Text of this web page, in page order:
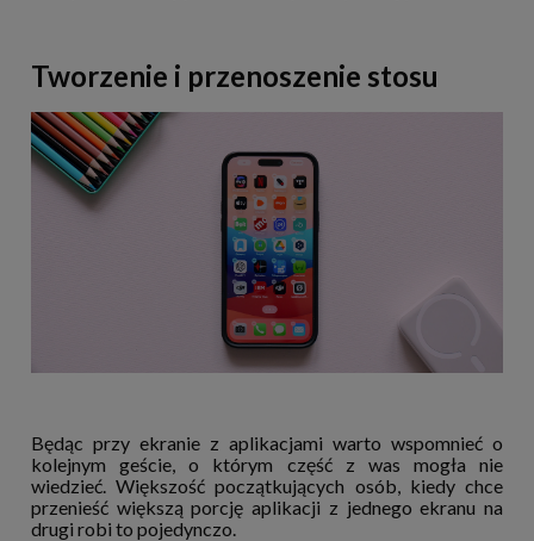
Tworzenie i przenoszenie stosu
Będąc przy ekranie z aplikacjami warto wspomnieć o
kolejnym geście, o którym część z was mogła nie
wiedzieć. Większość początkujących osób, kiedy chce
przenieść większą porcję aplikacji z jednego ekranu na
drugi robi to pojedynczo.